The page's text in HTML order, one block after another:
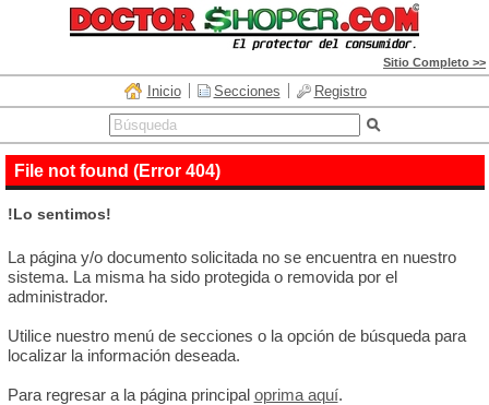
Sitio Completo >>
Inicio Secciones Registro
File not found (Error 404)
!Lo sentimos!
La página y/o documento solicitada no se encuentra en nuestro
sistema. La misma ha sido protegida o removida por el
administrador.
Utilice nuestro menú de secciones o la opción de búsqueda para
localizar la información deseada.
Para regresar a la página principal oprima aquí.